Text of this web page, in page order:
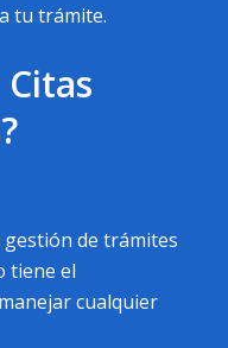
tu trámite.
gestión de trámites
tiene el
cualquier